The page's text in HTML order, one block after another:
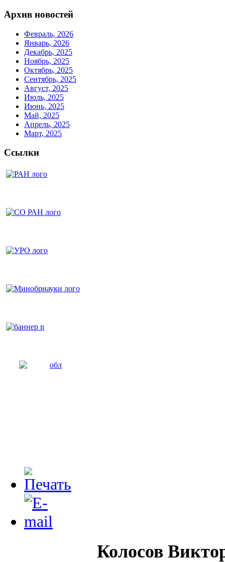
Архив новостей
Февраль, 2026
Январь, 2026
Декабрь, 2025
Ноябрь, 2025
Октябрь, 2025
Сентябрь, 2025
Август, 2025
Июль, 2025
Июнь, 2025
Май, 2025
Апрель, 2025
Март, 2025
Ссылки
Колосов